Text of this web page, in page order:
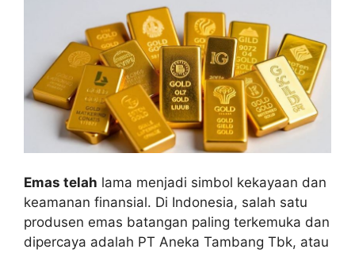
Emas telah lama menjadi simbol kekayaan dan
keamanan finansial. Di Indonesia, salah satu
produsen emas batangan paling terkemuka dan
dipercaya adalah PT Aneka Tambang Tbk, atau